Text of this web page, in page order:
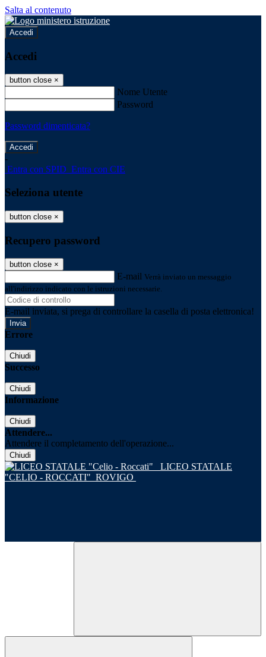
Salta al contenuto
Accedi
Accedi
button close ×
Nome Utente
Password
Password dimenticata?
-
Entra con SPID Entra con CIE
Seleziona utente
button close ×
Recupero password
button close ×
E-mail Verrà inviato un messaggio
all'indirizzo indicato con le istruzioni necessarie.
E-mail inviata, si prega di controllare la casella di posta elettronica!
Errore
Chiudi
Successo
Chiudi
Informazione
Chiudi
Attendere...
Attendere il completamento dell'operazione...
Chiudi
LICEO STATALE
"CELIO - ROCCATI" ROVIGO